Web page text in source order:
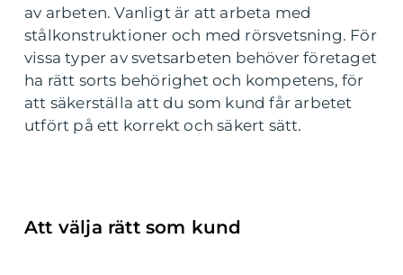
av arbeten. Vanligt är att arbeta med
stålkonstruktioner och med rörsvetsning. För
vissa typer av svetsarbeten behöver företaget
ha rätt sorts behörighet och kompetens, för
att säkerställa att du som kund får arbetet
utfört på ett korrekt och säkert sätt.
Att välja rätt som kund